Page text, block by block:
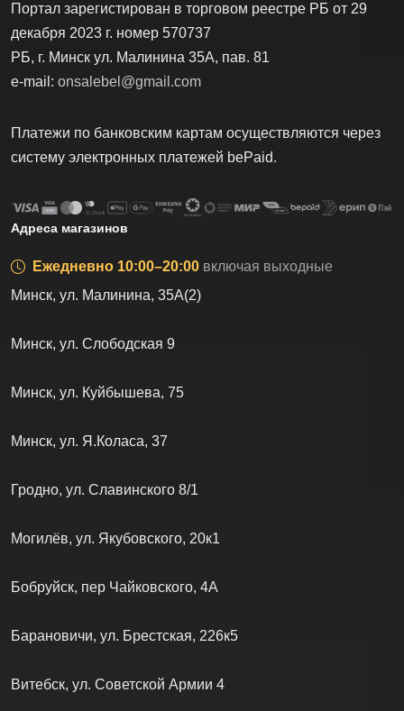
Портал зарегистирован в торговом реестре РБ от 29
декабря 2023 г. номер 570737
РБ, г. Минск ул. Малинина 35А, пав. 81
e-mail: onsalebel@gmail.com
Платежи по банковским картам осуществляются через
систему электронных платежей bеPаid.
Адреса магазинов
Ежедневно 10:00–20:00 включая выходные
Минск, ул. Малинина, 35А(2)
Минск, ул. Слободская 9
Минск, ул. Куйбышева, 75
Минск, ул. Я.Коласа, 37
Гродно, ул. Славинского 8/1
Могилёв, ул. Якубовского, 20к1
Бобруйск, пер Чайковского, 4А
Барановичи, ул. Брестская, 226к5
Витебск, ул. Советской Армии 4